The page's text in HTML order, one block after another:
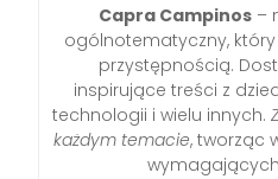
Capra Campinos–
ogólnotematyczny,
przystępnością.
inspirujące treści z
technologii i wielu innych.
każdym temacie, tworząc